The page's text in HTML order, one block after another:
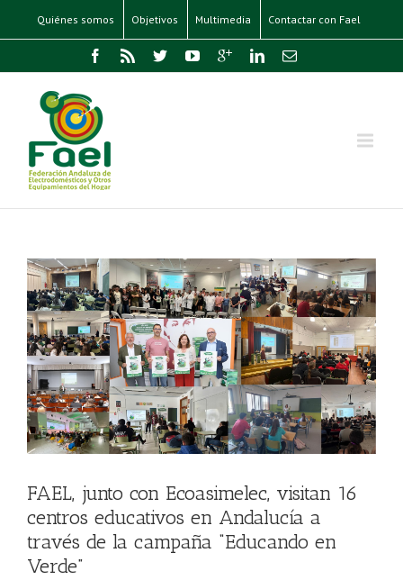
Quiénes somos Objetivos Multimedia Contactar con Fael
FAEL, junto con Ecoasimelec, visitan 16
centros educativos en Andalucía a
través de la campaña “Educando en
Verde”